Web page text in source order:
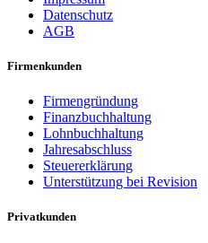
Datenschutz
AGB
Firmenkunden
Firmengründung
Finanzbuchhaltung
Lohnbuchhaltung
Jahresabschluss
Steuererklärung
Unterstützung bei Revision
Privatkunden